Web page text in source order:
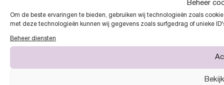
Beheer
Om de beste ervaringen te bieden, gebruiken wij technologieën zoals
met deze technologieën kunnen wij gegevens zoals surfgedrag of unieke
Beheer diensten